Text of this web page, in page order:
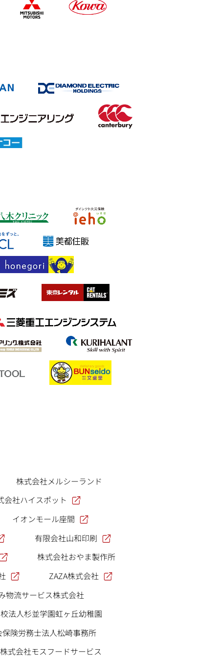
株式会社メルシーランド
会社ハイスポット
イオンモール座間
有限会社山和印刷
株式会社おやま製作所
ZAZA株式会社
物流サービス株式会社
法人杉並学園虹ヶ丘幼稚園
険労務士法人松崎事務所
株式会社モスフードサービス